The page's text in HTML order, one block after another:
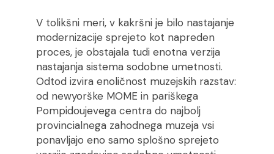
V tolikšni meri, v kakršni je bilo nastajanje
modernizacije sprejeto kot napreden
proces, je obstajala tudi enotna verzija
nastajanja sistema sodobne umetnosti.
Odtod izvira enoličnost muzejskih razstav:
od newyorške MOME in pariškega
Pompidoujevega centra do najbolj
provincialnega zahodnega muzeja vsi
ponavljajo eno samo splošno sprejeto